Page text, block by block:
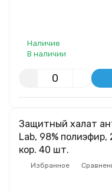
Наличие
В наличии
Защитный халат
Lab, 98% полиэфир,
кор. 40 шт.
Избранное